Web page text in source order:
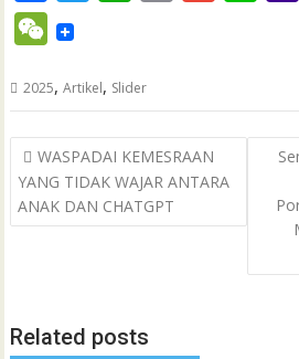
a
e
b
o
o
k
t
t
e
r
t
s
A
p
p
l
l
W
C
a
t
2025,Artikel, Slider
Post
navigation
WASPADAI KEMESRAAN
YANG TIDAK WAJAR ANTARA
ANAK DAN CHATGPT
Related posts